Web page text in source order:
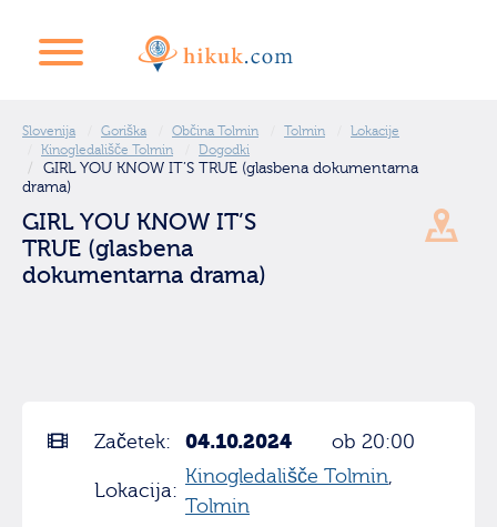
Slovenija Goriška Občina Tolmin Tolmin
Lokacije
Kinogledališče Tolmin
Dogodki
GIRL YOU KNOW IT’S TRUE (glasbena dokumentarna
drama)
GIRL YOU KNOW IT’S
TRUE (glasbena
dokumentarna drama)
Začetek: 04.10.2024 ob 20:00
Lokacija:
Kinogledališče Tolmin,
Tolmin